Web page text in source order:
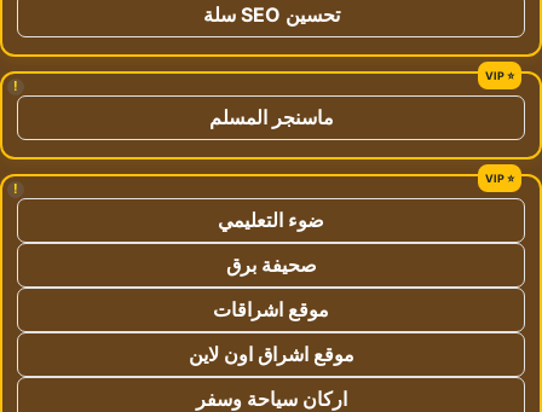
تحسين SEO سلة
!
ماسنجر المسلم
!
ضوء التعليمي
صحيفة برق
موقع اشراقات
موقع اشراق اون لاين
اركان سياحة وسفر